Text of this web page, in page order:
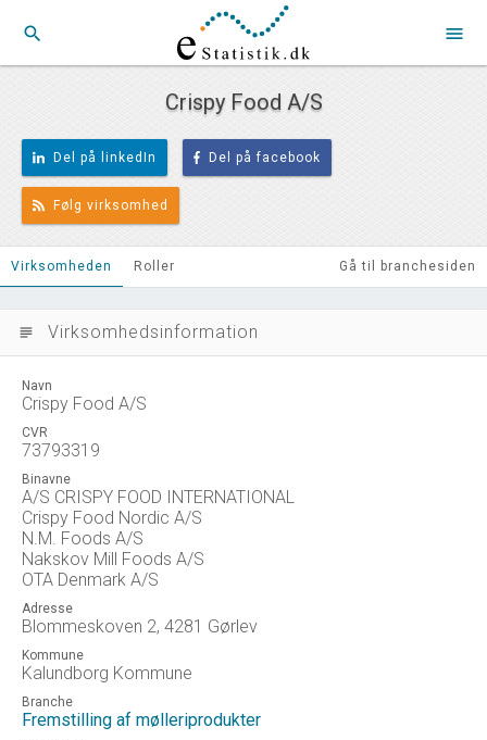
search menu
Crispy Food A/S
Del på linkedIn Del på facebook
Følg virksomhed
Virksomheden Roller Gå til branchesiden
subject Virksomhedsinformation
Navn
Crispy Food A/S
CVR
73793319
Binavne
A/S CRISPY FOOD INTERNATIONAL
Crispy Food Nordic A/S
N.M. Foods A/S
Nakskov Mill Foods A/S
OTA Denmark A/S
Adresse
Blommeskoven 2, 4281 Gørlev
Kommune
Kalundborg Kommune
Branche
Fremstilling af mølleriprodukter